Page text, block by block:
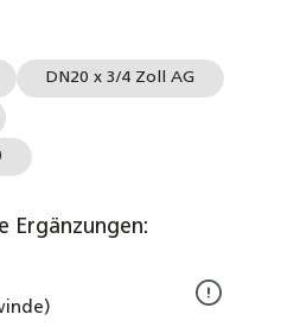
DN20 x 3/4 Zoll AG
Ergänzungen: